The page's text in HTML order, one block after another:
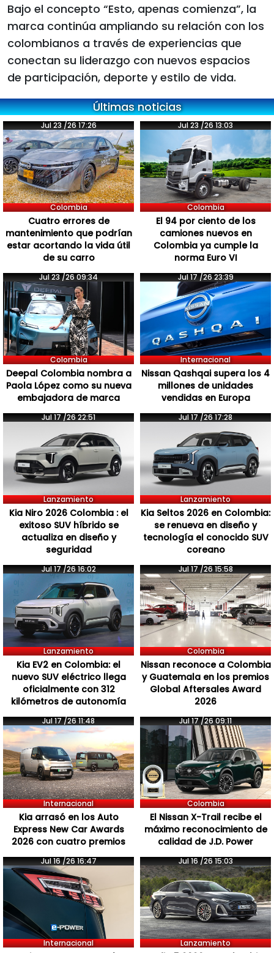
Bajo el concepto “Esto, apenas comienza”, la
marca continúa ampliando su relación con los
colombianos a través de experiencias que
conectan su liderazgo con nuevos espacios
de participación, deporte y estilo de vida.
Últimas noticias
Jul 23 /26 17:26
Colombia
Cuatro errores de
mantenimiento que podrían
estar acortando la vida útil
de su carro
Jul 23 /26 13:03
Colombia
El 94 por ciento de los
camiones nuevos en
Colombia ya cumple la
norma Euro VI
Jul 23 /26 09:34
Colombia
Deepal Colombia nombra a
Paola López como su nueva
embajadora de marca
Jul 17 /26 23:39
Internacional
Nissan Qashqai supera los 4
millones de unidades
vendidas en Europa
Jul 17 /26 22:51
Lanzamiento
Kia Niro 2026 Colombia : el
exitoso SUV híbrido se
actualiza en diseño y
seguridad
Jul 17 /26 17:28
Lanzamiento
Kia Seltos 2026 en Colombia:
se renueva en diseño y
tecnología el conocido SUV
coreano
Jul 17 /26 16:02
Lanzamiento
Kia EV2 en Colombia: el
nuevo SUV eléctrico llega
oficialmente con 312
kilómetros de autonomía
Jul 17 /26 15:58
Colombia
Nissan reconoce a Colombia
y Guatemala en los premios
Global Aftersales Award
2026
Jul 17 /26 11:48
Internacional
Kia arrasó en los Auto
Express New Car Awards
2026 con cuatro premios
Jul 17 /26 09:11
Colombia
El Nissan X-Trail recibe el
máximo reconocimiento de
calidad de J.D. Power
Jul 16 /26 16:47
Internacional
Jul 16 /26 15:03
Lanzamiento